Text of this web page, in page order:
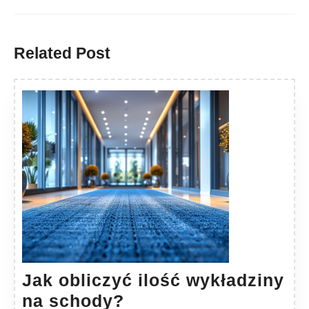
Related Post
Jak obliczyć ilość wykładziny
na schody?